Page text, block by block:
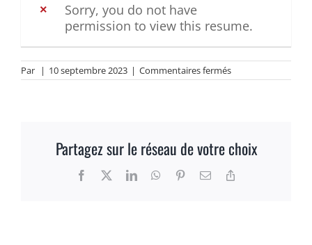
VIE ASSOCIATIVE
AGENDA
ACCÈS ET CONTACT
Sorry, you do not have
permission to view this resume.
Par | 10 septembre 2023 | Commentaires ferméssur
Haïdara
Partagez sur le réseau de votre choix
Facebook LinkedInWhatsApp
PinterestEmail